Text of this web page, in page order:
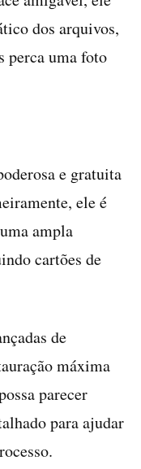
dos arquivos,
perca uma foto
e gratuita
ele é
ampla
cartões de
de
máxima
parecer
para ajudar